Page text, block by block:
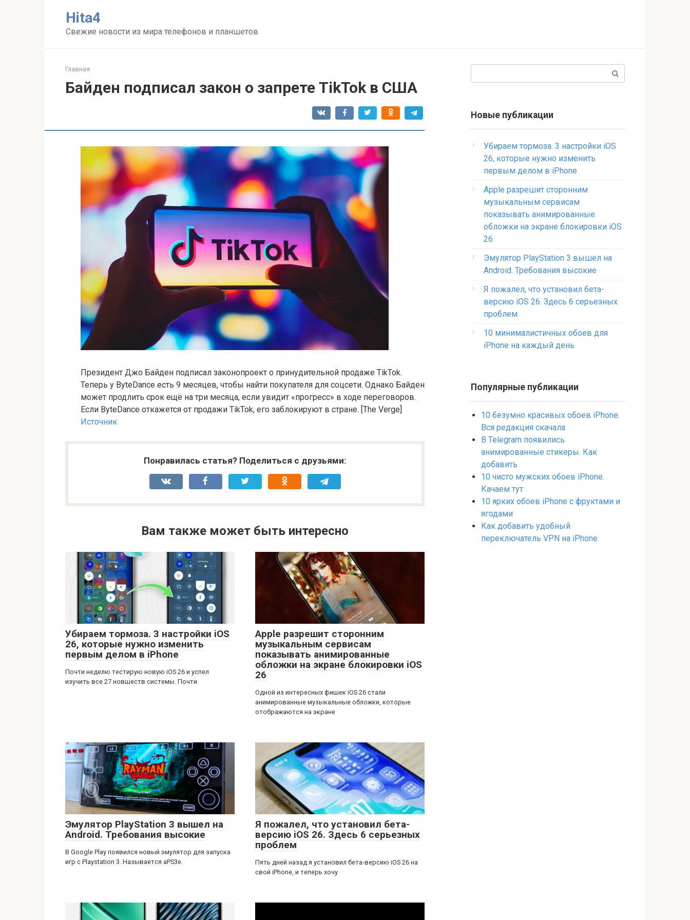
Нita4
Свежие новости из мира телефонов и планшетов
Главная
Байден подписал закон о запрете TikTok в США
Президент Джо Байден подписал законопроект о принудительной продаже TikTok.
Теперь у ByteDance есть 9 месяцев, чтобы найти покупателя для соцсети. Однако Байден
может продлить срок ещё на три месяца, если увидит «прогресс» в ходе переговоров.
Если ByteDance откажется от продажи TikTok, его заблокируют в стране. [The Verge]
Источник
Понравилась статья? Поделиться с друзьями:
Вам также может быть интересно
Убираем тормоза. 3 настройки iOS
26, которые нужно изменить
первым делом в iPhone
Почти неделю тестирую новую iOS 26 и успел
изучить все 27 новшеств системы. Почти
Apple разрешит сторонним
музыкальным сервисам
показывать анимированные
обложки на экране блокировки iOS
26
Одной из интересных фишек iOS 26 стали
анимированные музыкальные обложки, которые
отображаются на экране
Эмулятор PlayStation 3 вышел на
Android. Требования высокие
В Google Play появился новый эмулятор для запуска
игр с Playstation 3. Называется aPS3e.
Я пожалел, что установил бета-
версию iOS 26. Здесь 6 серьезных
проблем
Пять дней назад я установил бета-версию iOS 26 на
свой iPhone, и теперь хочу
Новые публикации
Убираем тормоза. 3 настройки iOS
26, которые нужно изменить
первым делом в iPhone
Apple разрешит сторонним
музыкальным сервисам
показывать анимированные
обложки на экране блокировки iOS
26
Эмулятор PlayStation 3 вышел на
Android. Требования высокие
Я пожалел, что установил бета-
версию iOS 26. Здесь 6 серьезных
проблем
10 минималистичных обоев для
iPhone на каждый день
Популярные публикации
10 безумно красивых обоев iPhone.
Вся редакция скачала
В Telegram появились
анимированные стикеры. Как
добавить
10 чисто мужских обоев iPhone.
Качаем тут
10 ярких обоев iPhone с фруктами и
ягодами
Как добавить удобный
переключатель VPN на iPhone